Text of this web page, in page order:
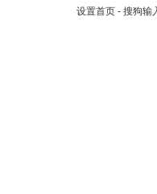
设置首页 - 搜狗输